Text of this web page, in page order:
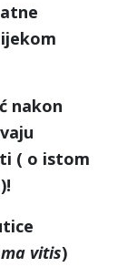
nakon
( o istom
vitis)